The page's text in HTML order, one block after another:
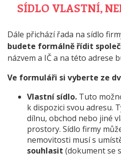
SÍDLO VLASTNÍ,
Dále přichází řada na sídlo
budete formálně řídit
názvem a IČ a na této adrese
Ve formuláři si vyberte ze
Vlastní sídlo. Tuto
k dispozici svou adresu.
dílnu, obchod nebo jiné
prostory. Sídlo firmy
nemovitosti musí s
souhlasit (dokument se